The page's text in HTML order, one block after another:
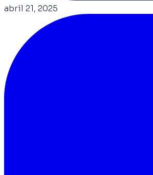
abril 21, 2025